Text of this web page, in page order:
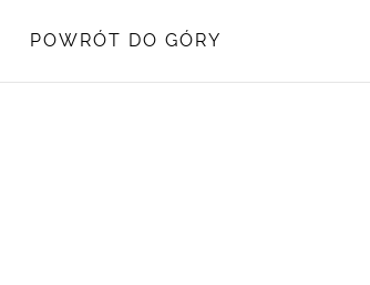
POWRÓT DO GÓRY